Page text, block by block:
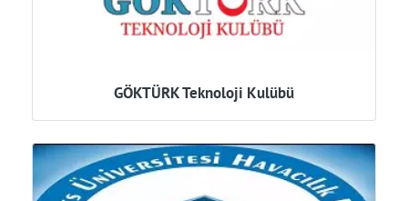
GÖKTÜRK Teknoloji Kulübü